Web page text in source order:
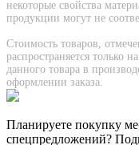
некоторые свойства
продукции могут не
Стоимость товаров,
распространяется только
данного товара в
оформлении заказа.
Планируете покупку
спецпредложений?